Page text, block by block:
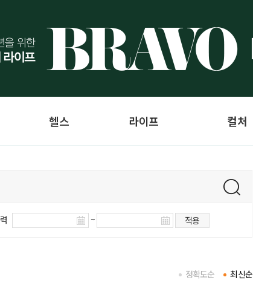
헬스 라이프 컬처
~ 적용
최신순
정확도순